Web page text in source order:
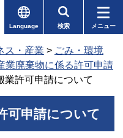
Language 検索 メニュー
ス・産業 > ごみ・環境
業廃棄物に係る許可申請
業許可申請について
可申請について